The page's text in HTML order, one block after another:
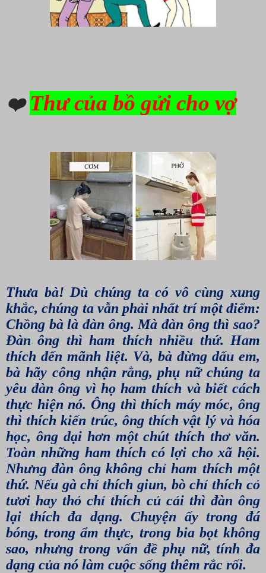
❤️ Thư của bồ gửi cho vợ
Thưa bà! Dù chúng ta có vô cùng xung
khắc, chúng ta vẫn phải nhất trí một điểm:
Chồng bà là đàn ông. Mà đàn ông thì sao?
Ðàn ông thì ham thích nhiều thứ. Ham
thích đến mãnh liệt. Và, bà đừng dấu em,
bà hãy công nhận rằng, phụ nữ chúng ta
yêu đàn ông vì họ ham thích và biết cách
thực hiện nó. Ông thì thích máy móc, ông
thì thích kiến trúc, ông thích vật lý và hóa
học, ông dại hơn một chút thích thơ văn.
Toàn những ham thích có lợi cho xã hội.
Nhưng đàn ông không chỉ ham thích một
thứ. Nếu gà chỉ thích giun, bò chỉ thích cỏ
tươi hay thỏ chỉ thích củ cải thì đàn ông
lại thích đa dạng. Chuyện ấy trong đá
bóng, trong ẩm thực, trong bia bọt không
sao, nhưng trong vấn đề phụ nữ, tính đa
dạng của nó làm cuộc sống thêm rắc rối.